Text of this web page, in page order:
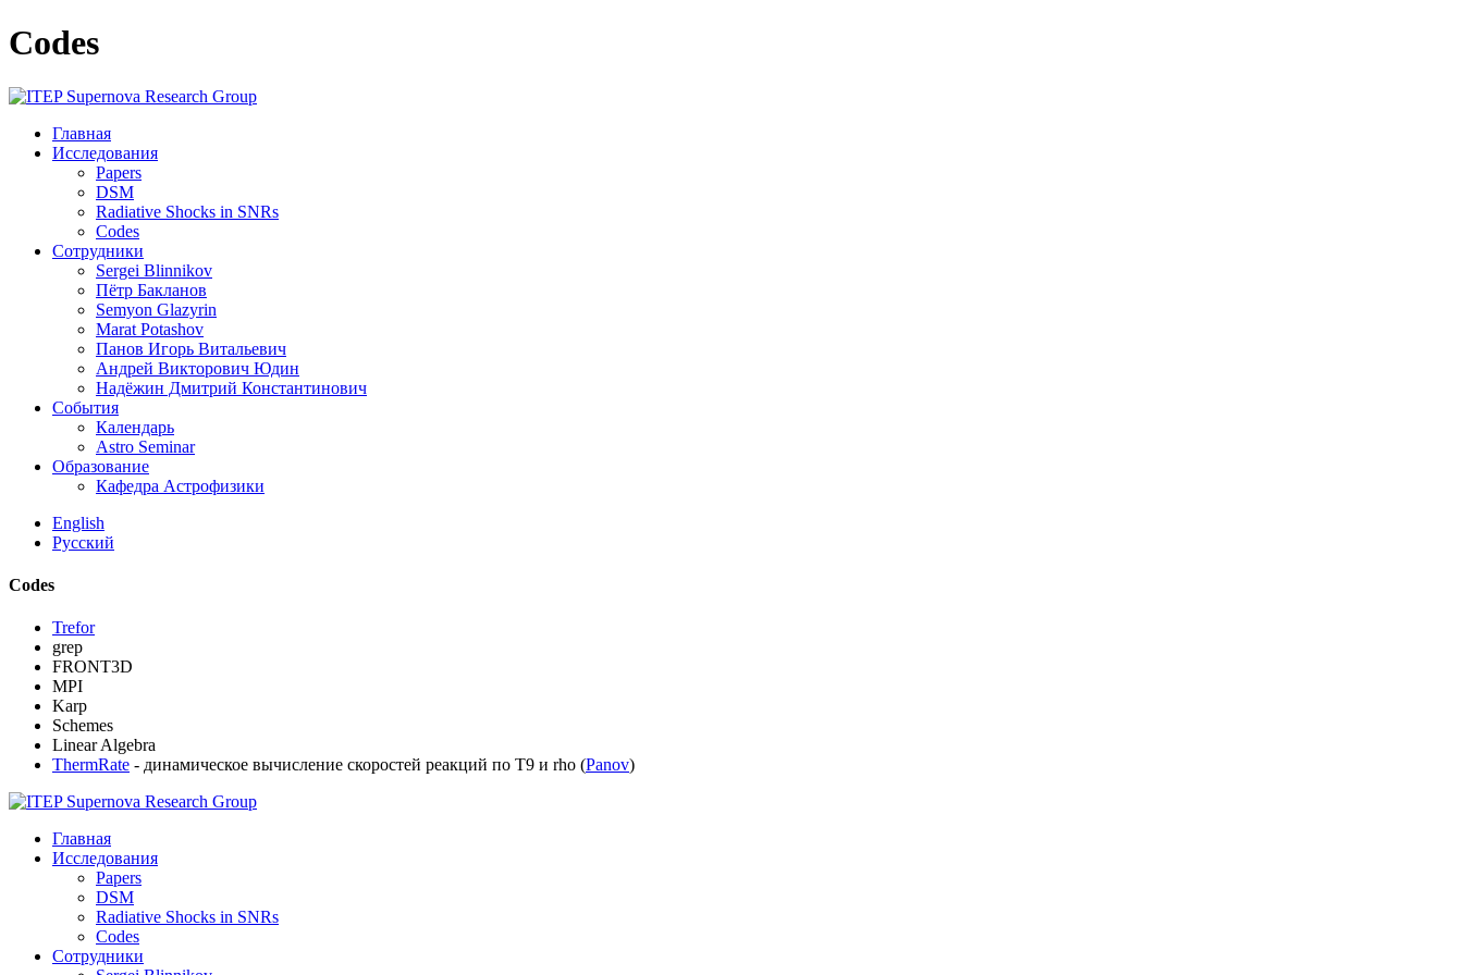
Codes
Главная
Исследования
Papers
DSM
Radiative Shocks in SNRs
Codes
Сотрудники
Sergei Blinnikov
Пётр Бакланов
Semyon Glazyrin
Marat Potashov
Панов Игорь Витальевич
Андрей Викторович Юдин
Надёжин Дмитрий Константинович
События
Календарь
Astro Seminar
Образование
Кафедра Астрофизики
English
Русский
Codes
Trefor
grep
FRONT3D
MPI
Karp
Schemes
Linear Algebra
ThermRate - динамическое вычисление скоростей реакций по T9 и rho (Panov)
Главная
Исследования
Papers
DSM
Radiative Shocks in SNRs
Codes
Сотрудники